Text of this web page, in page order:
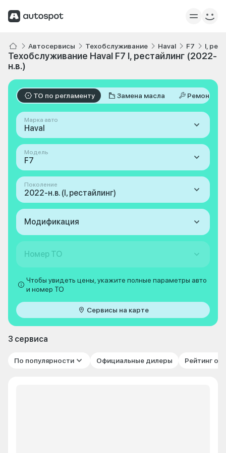
Автосервисы Техобслуживание Haval F7 I,
Техобслуживание Haval F7 I, рестайлинг (2022-
н.в.)
ТО по регламенту Замена масла Ремонт
Марка авто
Haval
Модель
F7
Поколение
2022-н.в. (I, рестайлинг)
Модификация
Номер ТО
Чтобы увидеть цены, укажите полные параметры авто
и номер ТО
Сервисы на карте
3 сервиса
По популярности Официальные дилеры Рейтинг